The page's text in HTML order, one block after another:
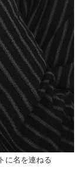
に名を連ねる